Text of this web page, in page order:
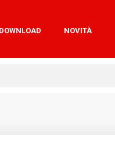
DOWNLOAD NOVITÀ